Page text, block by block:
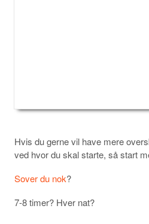
Hvis du gerne vil have mere
ved hvor du skal starte, så start
Sover du nok?
7-8 timer? Hver nat?